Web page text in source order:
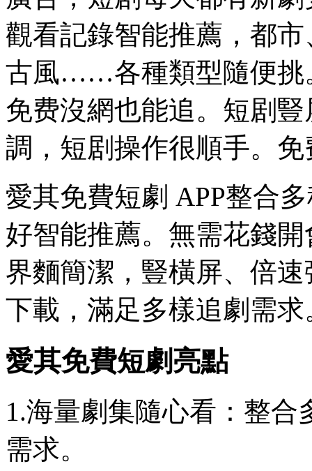
觀看記錄智能推薦，都
古風……各種類型隨便挑
免费沒網也能追。短剧
調，短剧操作很順手。
愛其免費短劇 APP整合
好智能推薦。無需花錢
界麵簡潔，豎橫屏、倍
下載，滿足多樣追劇需求
愛其免費短劇亮點
1.海量劇集隨心看：整
需求。